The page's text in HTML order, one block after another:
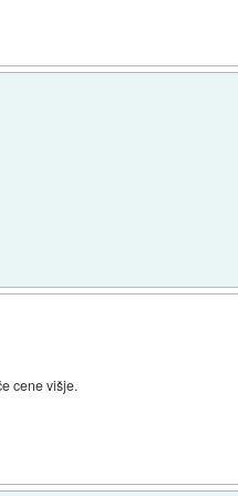
cene višje.